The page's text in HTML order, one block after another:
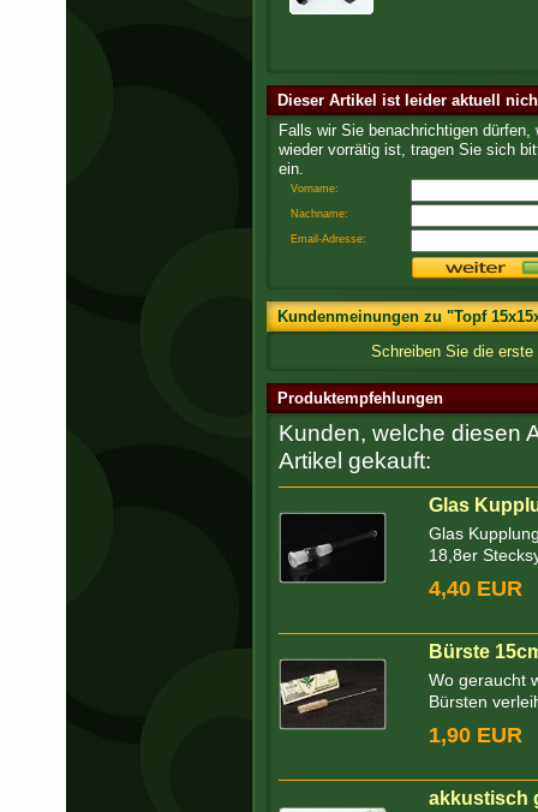
Dieser Artikel ist leider aktuell
Falls wir Sie benachrichtigen dürfen,
wieder vorrätig ist, tragen Sie sich
ein.
Vorname:
Nachname:
Email-Adresse:
Kundenmeinungen zu "Topf
Schreiben Sie die
Produktempfehlungen
Kunden, welche diesen
Artikel gekauft:
Glas
Glas
18,8er
4,40 EUR
Bürste
Wo geraucht
Bürsten
1,90 EUR
akkustisch